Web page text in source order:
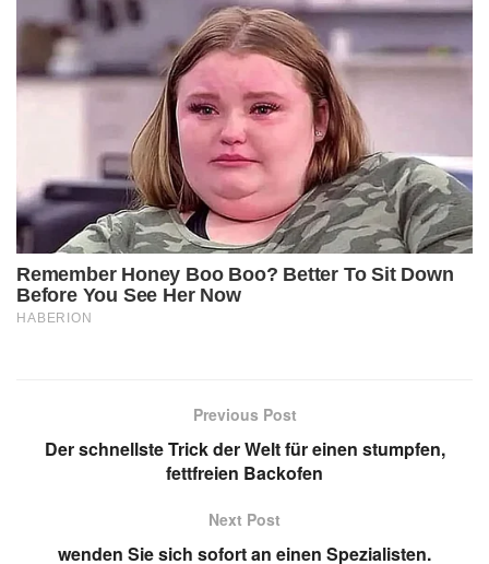
Previous Post
Der schnellste Trick der Welt für einen stumpfen,
fettfreien Backofen
Next Post
wenden Sie sich sofort an einen Spezialisten.